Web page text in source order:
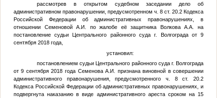
рассмотрев в открытом судебном заседании дело об
административном правонарушении, предусмотренном ч. 8 ст. 20.2 Кодекса
Российской Федерации об административных правонарушениях, в
отношении Семеновой А.И. по жалобе её защитника Волкова А.А.
на
постановление судьи Центрального районного суда г. Волгограда от 9
сентября 2018 года,
установил:
постановлением судьи Центрального районного суда г. Волгограда
от 9 сентября 2018 года Семенова А.И. признана виновной в совершении
административного правонарушения, предусмотренного ч. 8 ст. 20.2
Кодекса Российской Федерации об административных правонарушениях, и
подвергнута наказанию в виде административного ареста сроком на 15